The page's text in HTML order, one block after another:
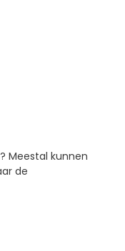
Meestal kunnen
de